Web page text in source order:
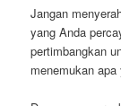
Jangan
yang Anda
pertimbangkan
menemukan